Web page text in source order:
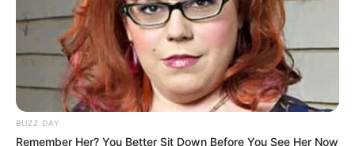
BUZZ DAY
Remember Her? You Better Sit Down Before You See Her Now